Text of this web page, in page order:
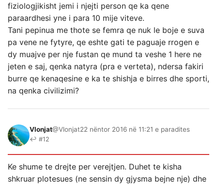
fiziologjikisht jemi i njejti person qe ka qene
paraardhesi yne i para 10 mije viteve.
Tani pepinua me thote se femra qe nuk le boje e suva
pa vene ne fytyre, qe eshte gati te paguaje rrogen e
dy muajve per nje fustan qe mund ta veshe 1 here ne
jeten e saj, qenka natyra (pra e verteta), ndersa fakiri
burre qe kenaqesine e ka te shishja e birres dhe sporti,
na qenka civilizimi?
Vlonjat@Vlonjat22 nëntor 2016 në 11:21 e paradites
↩ #12
Ke shume te drejte per verejtjen. Duhet te kisha
shkruar plotesues (ne sensin dy gjysma bejne nje) dhe